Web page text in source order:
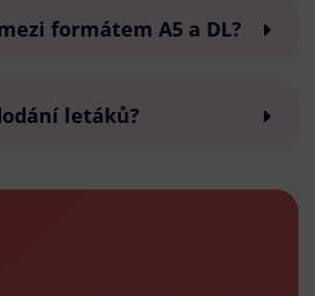
formátem A5 a DL?
letáků?